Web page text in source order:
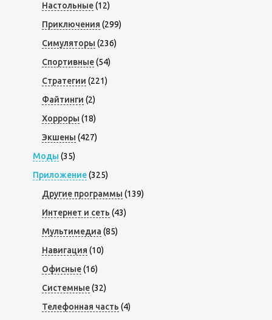
Настольные(12)
Приключения (299)
Симуляторы (236)
Спортивные(54)
Стратегии (221)
Файтинги (2)
Хорроры (18)
Экшены (427)
Моды (35)
Приложение(325)
Другие программы (139)
Интернет и сеть (43)
Мультимедиа (85)
Навигация (10)
Офисные(16)
Системные(32)
Телефонная часть (4)